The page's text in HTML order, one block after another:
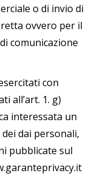
o di invio di
ovvero per il
comunicazione
con
all’art. 1. g)
interessata un
dai personali,
pubblicate sul